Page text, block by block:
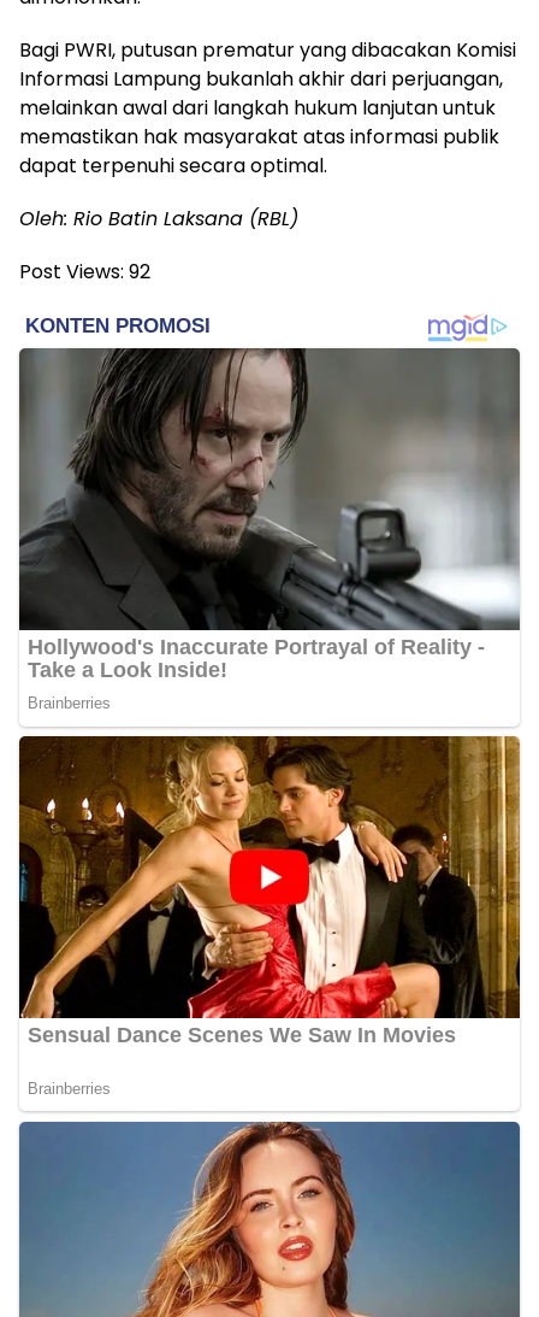
Bagi PWRI, putusan prematur yang dibacakan Komisi
Informasi Lampung bukanlah akhir dari perjuangan,
melainkan awal dari langkah hukum lanjutan untuk
memastikan hak masyarakat atas informasi publik
dapat terpenuhi secara optimal.
Oleh: Rio Batin Laksana (RBL)
Post Views: 92